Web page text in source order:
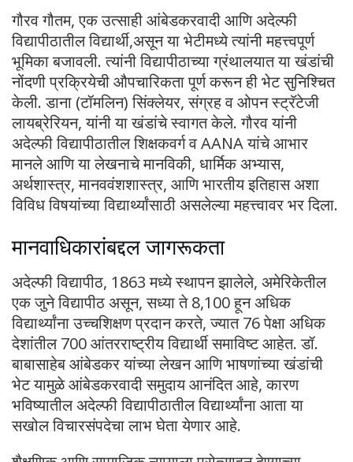
गौरव गौतम, एक उत्साही आंबेडकरवादी आणि अदेल्फी
विद्यापीठातील विद्यार्थी,असून या भेटीमध्ये त्यांनी महत्त्वपूर्ण
भूमिका बजावली. त्यांनी विद्यापीठाच्या ग्रंथालयात या खंडांची
नोंदणी प्रक्रियेची औपचारिकता पूर्ण करून ही भेट सुनिश्चित
केली. डाना (टॉमलिन) सिंक्लेयर, संग्रह व ओपन स्ट्रॅटेजी
लायब्रेरियन, यांनी या खंडांचे स्वागत केले. गौरव यांनी
अदेल्फी विद्यापीठातील शिक्षकवर्ग व AANA यांचे आभार
मानले आणि या लेखनाचे मानविकी, धार्मिक अभ्यास,
अर्थशास्त्र, मानववंशशास्त्र, आणि भारतीय इतिहास अशा
विविध विषयांच्या विद्यार्थ्यांसाठी असलेल्या महत्त्वावर भर दिला.
मानवाधिकारांबद्दल जागरूकता
अदेल्फी विद्यापीठ, 1863 मध्ये स्थापन झालेले, अमेरिकेतील
एक जुने विद्यापीठ असून, सध्या ते 8,100 हून अधिक
विद्यार्थ्यांना उच्चशिक्षण प्रदान करते, ज्यात 76 पेक्षा अधिक
देशांतील 700 आंतरराष्ट्रीय विद्यार्थी समाविष्ट आहेत. डॉ.
बाबासाहेब आंबेडकर यांच्या लेखन आणि भाषणांच्या खंडांची
भेट यामुळे आंबेडकरवादी समुदाय आनंदित आहे, कारण
भविष्यातील अदेल्फी विद्यापीठातील विद्यार्थ्यांना आता या
सखोल विचारसंपदेचा लाभ घेता येणार आहे.